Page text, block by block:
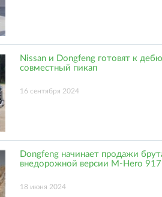
Nissan и Dongfeng готовят к
совместный пикап
16 сентября 2024
Dongfeng начинает продажи
внедорожной версии M-Hero 917
18 июня 2024